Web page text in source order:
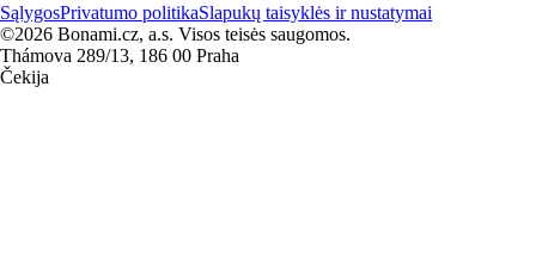
SąlygosPrivatumo politikaSlapukų taisyklės ir nustatymai
©2026 Bonami.cz, a.s. Visos teisės saugomos.
Thámova 289/13, 186 00 Praha
Čekija